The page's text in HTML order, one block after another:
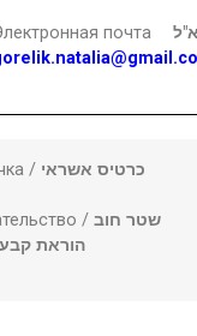
почта
/ כרטיס אשראי
/שטר חוב
הוראת קבע